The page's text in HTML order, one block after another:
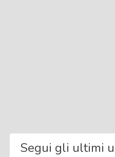
Segui gli ultimi